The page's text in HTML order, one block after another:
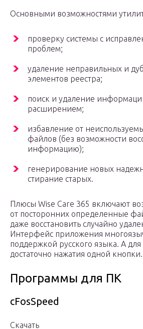
Основными возможностями
проверку системы с
проблем;
удаление неправильных и
элементов реестра;
поиск и удаление
расширением;
избавление от
файлов (без возможности
информацию);
генерирование новых
стирание старых.
Плюсы Wise Care 365 включают
от посторонних определенные
даже восстановить случайно
Интерфейс приложения
поддержкой русского языка. А
достаточно нажатия одной кнопки.
Программы для ПК
сFosSpeed
Скачать